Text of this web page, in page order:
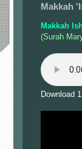
Makkah
Makkah
(Surah
Download